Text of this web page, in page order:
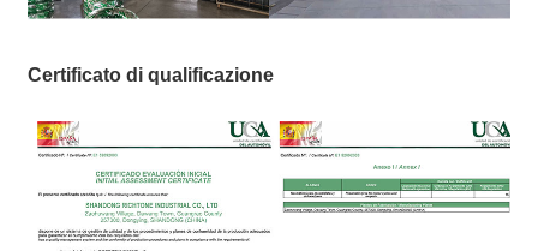
Certificato di qualificazione